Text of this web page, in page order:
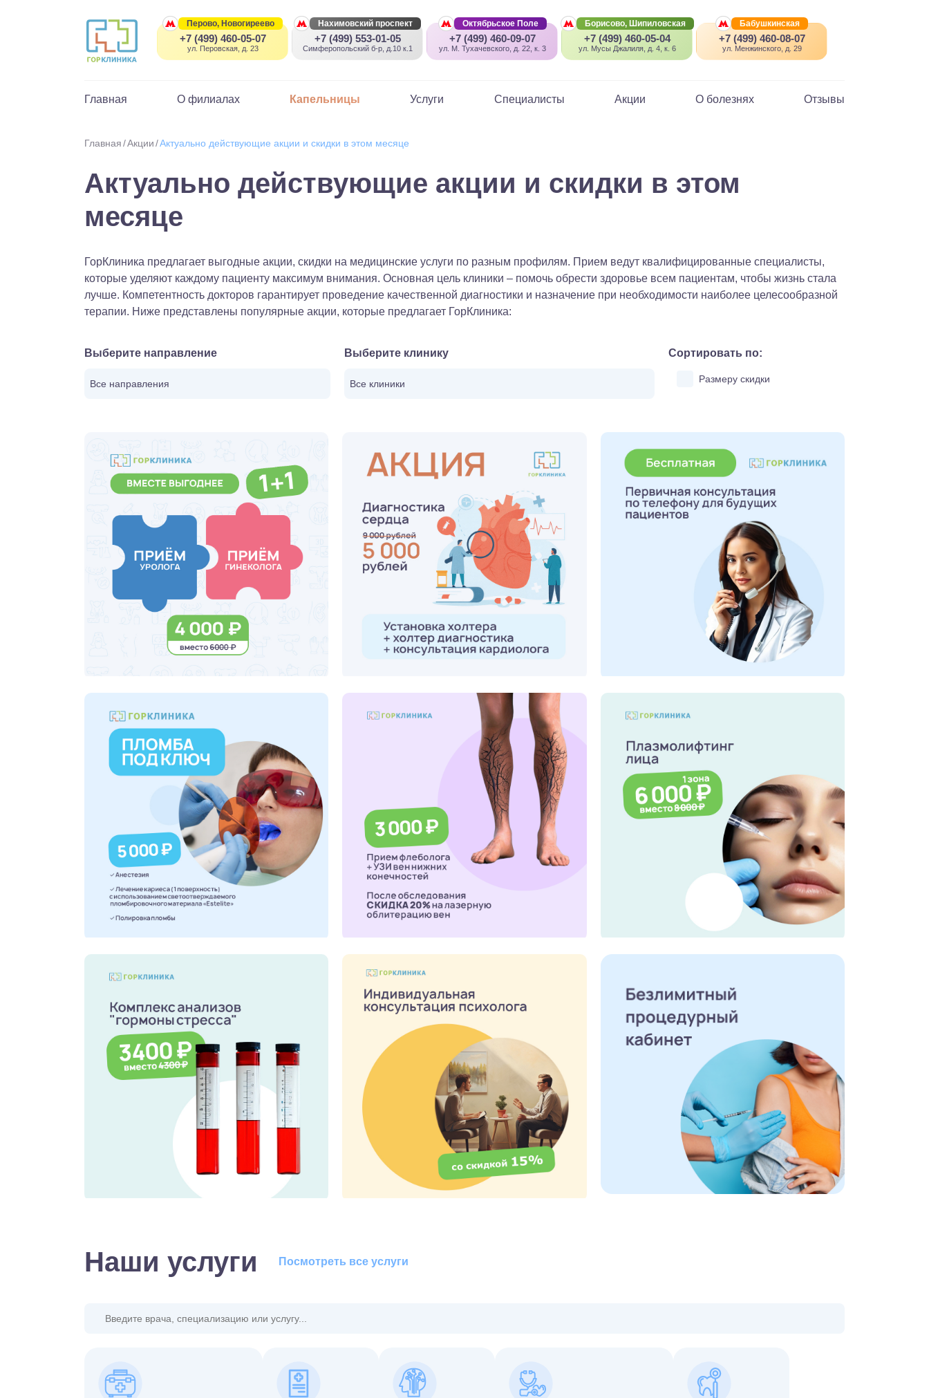
Перово, Новогиреево
+7 (499) 460-05-07
ул. Перовская, д. 23
Нахимовский проспект
+7 (499) 553-01-05
Симферопольский б-р, д.10 к.1
Октябрьское Поле
+7 (499) 460-09-07
ул. М. Тухачевского, д. 22, к. 3
Борисово, Шипиловская
+7 (499) 460-05-04
ул. Мусы Джалиля, д. 4, к. 6
Бабушкинская
+7 (499) 460-08-07
ул. Менжинского, д. 29
Главная О филиалах Капельницы Услуги Специалисты Акции О болезнях Отзывы
Главная Акции Актуально действующие акции и скидки в этом месяце
Актуально действующие акции и скидки в этом
месяце
ГорКлиника предлагает выгодные акции, скидки на медицинские услуги по разным профилям. Прием ведут квалифицированные специалисты,
которые уделяют каждому пациенту максимум внимания. Основная цель клиники – помочь обрести здоровье всем пациентам, чтобы жизнь стала
лучше. Компетентность докторов гарантирует проведение качественной диагностики и назначение при необходимости наиболее целесообразной
терапии. Ниже представлены популярные акции, которые предлагает ГорКлиника:
Выберите направление
Все направления
Выберите клинику
Все клиники
Сортировать по:
Размеру скидки
Наши услуги Посмотреть все услуги